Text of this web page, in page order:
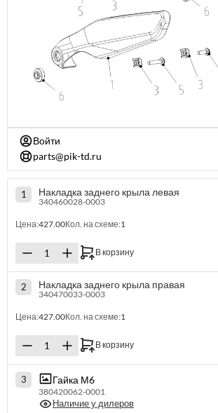
Войти
parts@pik-td.ru
1 Накладка заднего крыла левая
340460028-0003
Цена:427.00Кол. на схеме:1
В корзину
2 Накладка заднего крыла правая
340470033-0003
Цена:427.00Кол. на схеме:1
В корзину
3 Гайка М6
380420062-0001
Наличие у дилеров